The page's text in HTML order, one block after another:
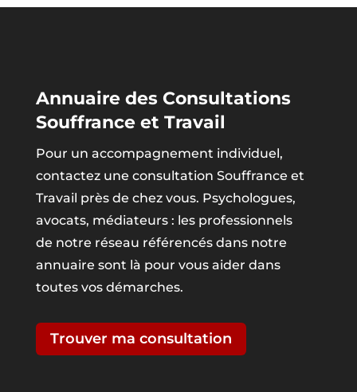
Annuaire des Consultations
Souffrance et Travail
Pour un accompagnement individuel,
contactez une consultation Souffrance et
Travail près de chez vous. Psychologues,
avocats, médiateurs : les professionnels
de notre réseau référencés dans notre
annuaire sont là pour vous aider dans
toutes vos démarches.
Trouver ma consultation